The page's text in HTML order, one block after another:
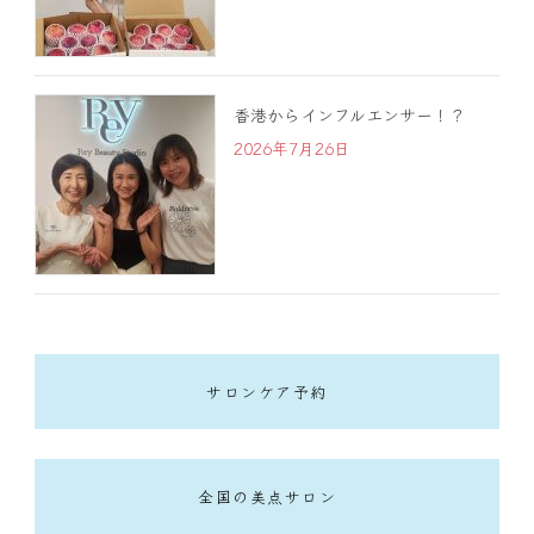
香港からインフルエンサー！？
2026年7月26日
サロンケア予約
全国の美点サロン